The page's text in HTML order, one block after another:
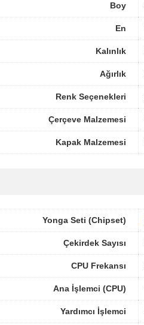
Boy
En
Kalınlık
Ağırlık
Renk Seçenekleri
Çerçeve Malzemesi
Kapak Malzemesi
Yonga Seti (Chipset)
Çekirdek Sayısı
CPU Frekansı
Ana İşlemci (CPU)
Yardımcı İşlemci